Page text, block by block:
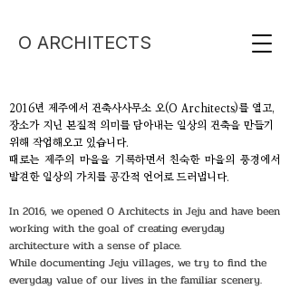
O ARCHITECTS
2016년 제주에서 건축사사무소 오(O Architects)를 열고,
장소가 지닌 본질적 의미를 담아내는 일상의 건축을 만들기
위해 작업해오고 있습니다.
때로는 제주의 마을을 기록하면서 친숙한 마을의 풍경에서
발견한 일상의 가치를 공간적 언어로 드러냅니다.
In 2016, we opened O Architects in Jeju and have been
working with the goal of creating everyday
architecture with a sense of place.
While documenting Jeju villages, we try to find the
everyday value of our lives in the familiar scenery.